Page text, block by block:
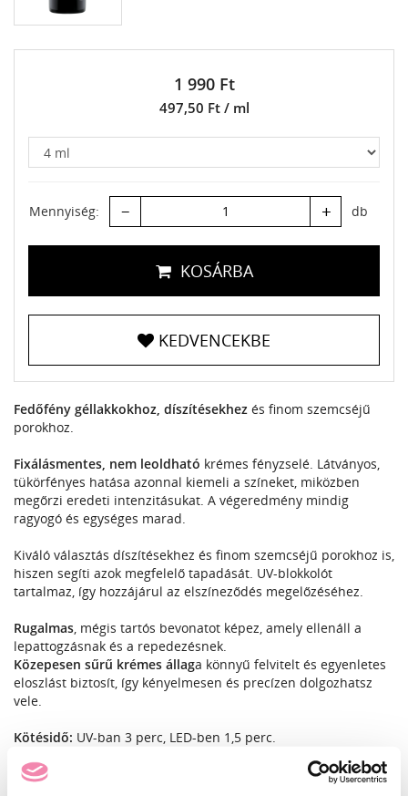
1 990 Ft
497,50 Ft / ml
Mennyiség: – + db
KOSÁRBA
KEDVENCEKBE
Fedőfény géllakkokhoz, díszítésekhez és finom szemcséjű
porokhoz.
Fixálásmentes, nem leoldható krémes fényzselé. Látványos,
tükörfényes hatása azonnal kiemeli a színeket, miközben
megőrzi eredeti intenzitásukat. A végeredmény mindig
ragyogó és egységes marad.
Kiváló választás díszítésekhez és finom szemcséjű porokhoz is,
hiszen segíti azok megfelelő tapadását. UV-blokkolót
tartalmaz, így hozzájárul az elszíneződés megelőzéséhez.
Rugalmas , mégis tartós bevonatot képez, amely ellenáll a
lepattogzásnak és a repedezésnek.
Közepesen sűrű krémes állaga könnyű felvitelt és egyenletes
eloszlást biztosít, így kényelmesen és precízen dolgozhatsz
vele.
Kötésidő: UV-ban 3 perc, LED-ben 1,5 perc.